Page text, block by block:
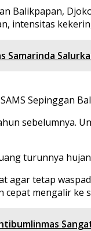
Balikpapan,
intensitas
Samarinda
Sepinggan
sebelumnya.
turunnya
agar tetap
cepat mengalir ke